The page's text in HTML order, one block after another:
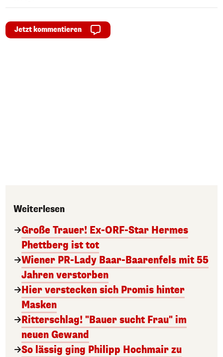
Jetzt kommentieren
Weiterlesen
Große Trauer! Ex-ORF-Star Hermes
Phettberg ist tot
Wiener PR-Lady Baar-Baarenfels mit 55
Jahren verstorben
Hier verstecken sich Promis hinter
Masken
Ritterschlag! "Bauer sucht Frau" im
neuen Gewand
So lässig ging Philipp Hochmair zu